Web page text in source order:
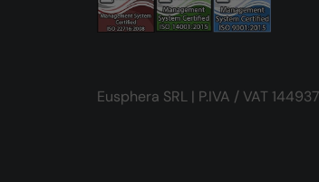
Eusphera SRL | P.IVA / VAT